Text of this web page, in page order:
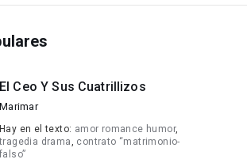
El Ceo Y Sus Cuatrillizos
Marimar
Hay en el texto: amor romance humor,
tragedia drama, contrato “matrimonio-
falso”